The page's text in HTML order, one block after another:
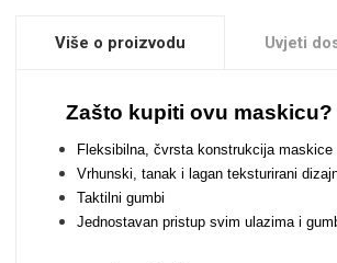
Više o proizvodu Uvjeti
Zašto kupiti ovu maskicu?
Fleksibilna, čvrsta konstrukcija maskice
Vrhunski, tanak i lagan teksturirani
Taktilni gumbi
Jednostavan pristup svim ulazima i
Takeoff